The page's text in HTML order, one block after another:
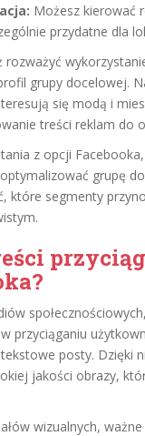
Możesz kierować
przydatne dla
grupy docelowej.
się modą i
treści reklam do
z opcji
grupę
które segmenty
przyciąganiu
posty. Dzięki
jakości obrazy,
wizualnych,